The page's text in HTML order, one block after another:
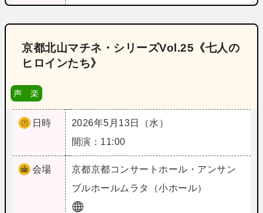
京都北山マチネ・シリーズVol.25《七人の
ヒロインたち》
声 楽
日時
2026年5月13日（水）
開演：11:00
会場 京都京都コンサートホール・アンサン
ブルホールムラタ（小ホール）